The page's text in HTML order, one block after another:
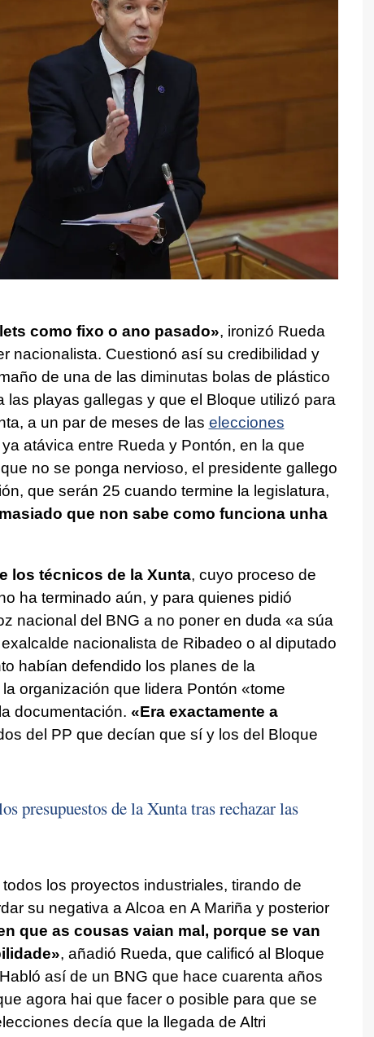
como fixo o ano pasado», ironizó Rueda
nacionalista. Cuestionó así su credibilidad y
de una de las diminutas bolas de plástico
playas gallegas y que el Bloque utilizó para
a un par de meses de las elecciones
atávica entre Rueda y Pontón, en la que
no se ponga nervioso, el presidente gallego
que serán 25 cuando termine la legislatura,
que non sabe como funciona unha
los técnicos de la Xunta, cuyo proceso de
ha terminado aún, y para quienes pidió
nacional del BNG a no poner en duda «a súa
nacionalista de Ribadeo o al diputado
habían defendido los planes de la
organización que lidera Pontón «tome
documentación. «Era exactamente a
del PP que decían que sí y los del Bloque
presupuestos de la Xunta tras rechazar las
los proyectos industriales, tirando de
su negativa a Alcoa en A Mariña y posterior
que as cousas vaian mal, porque se van
», añadió Rueda, que calificó al Bloque
así de un BNG que hace cuarenta años
agora hai que facer o posible para que se
decía que la llegada de Altri